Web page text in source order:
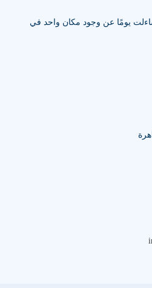
يومًا عن وجود مكان واحد في